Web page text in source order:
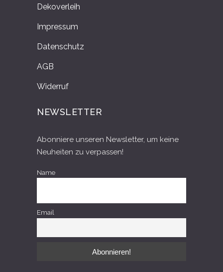
Dekoverleih
Impressum
Datenschutz
AGB
Widerruf
NEWSLETTER
Abonniere unseren Newsletter, um keine
Neuheiten zu verpassen!
Name
Email